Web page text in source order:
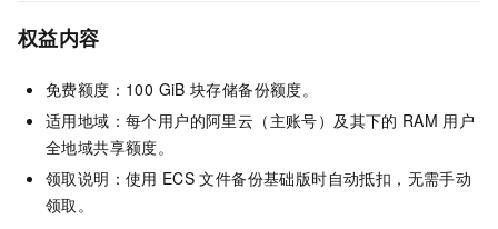
权益内容
免费额度：100 GiB 块存储备份额度。
适用地域：每个用户的阿里云（主账号）及其下的 RAM 用户
全地域共享额度。
领取说明：使用 ECS 文件备份基础版时自动抵扣，无需手动
领取。